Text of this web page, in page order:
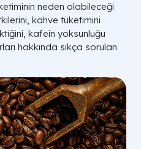
neden olabileceği
kahve tüketimini
kafein yoksunluğu
hakkında sıkça sorulan